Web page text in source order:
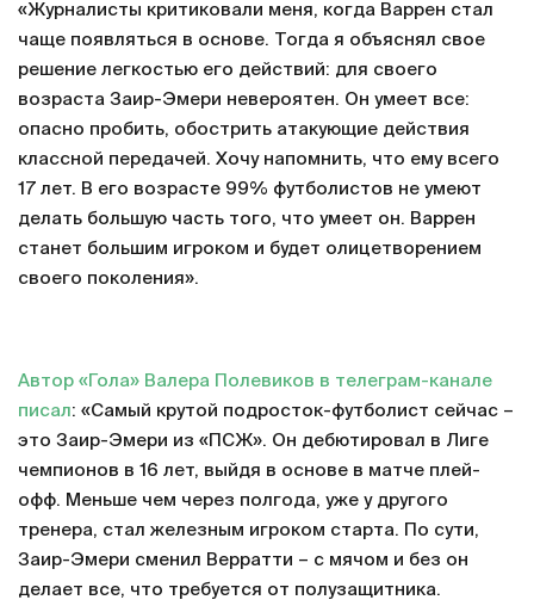
«Журналисты критиковали меня, когда Варрен стал
чаще появляться в основе. Тогда я объяснял свое
решение легкостью его действий: для своего
возраста Заир-Эмери невероятен. Он умеет все:
опасно пробить, обострить атакующие действия
классной передачей. Хочу напомнить, что ему всего
17 лет. В его возрасте 99% футболистов не умеют
делать большую часть того, что умеет он. Варрен
станет большим игроком и будет олицетворением
своего поколения».
Автор «Гола» Валера Полевиков в телеграм-канале
писал: «Самый крутой подросток-футболист сейчас –
это Заир-Эмери из «ПСЖ». Он дебютировал в Лиге
чемпионов в 16 лет, выйдя в основе в матче плей-
офф. Меньше чем через полгода, уже у другого
тренера, стал железным игроком старта. По сути,
Заир-Эмери сменил Верратти – с мячом и без он
делает все, что требуется от полузащитника.